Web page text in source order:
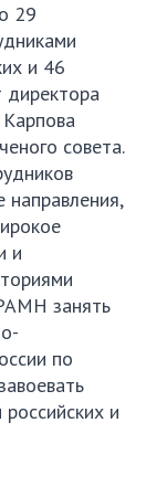
29
и 46
директора
совета.
направления,
и
занять
по
и